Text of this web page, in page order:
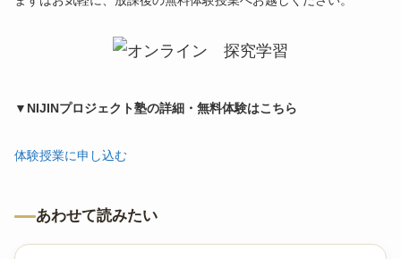
▼NIJINプロジェクト塾の詳細・無料体験はこちら
体験授業に申し込む
あわせて読みたい